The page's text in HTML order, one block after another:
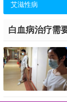
艾滋性病
白血病治疗需